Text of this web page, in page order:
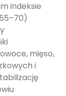
indeksie
mięso,
i